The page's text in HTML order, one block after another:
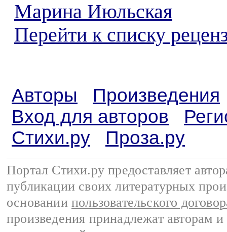
Марина Июльская
Перейти к списку
Авторы
Произведения
Вход для авторов
Стихи.ру
Проза.ру
Портал Стихи.ру предоставляет
публикации своих литературных
основании пользовательского
произведения принадлежат авторам